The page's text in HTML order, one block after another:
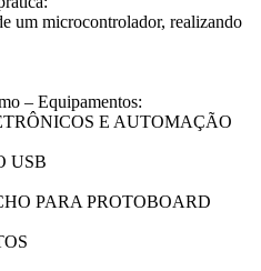
um microcontrolador, realizando
– Equipamentos:
E AUTOMAÇÃO
USB
PARA PROTOBOARD